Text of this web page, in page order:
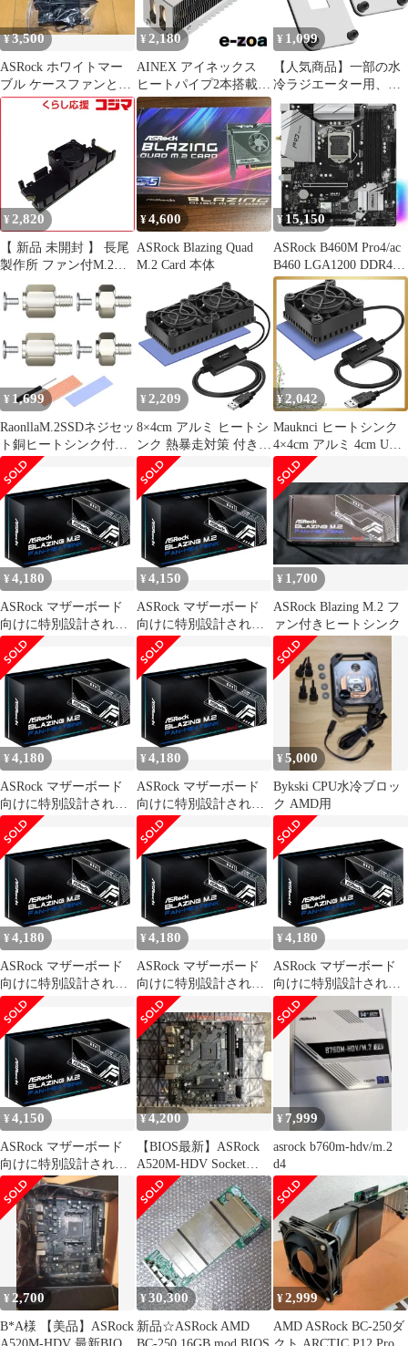
¥3,500
ASRock ホワイトマー
ブル ケースファンとヒ
ートシンク
¥ 2,180
AINEX アイネックス
ヒートパイプ2本搭載
M.2 SSD用ハイエンド
ヒートシンクセット
BA-HM04 (2679019)
¥ 1,099
【人気商品】一部の水
冷ラジエーター用、
AM4ヒートシンク用
CPUファンブラケット
ベース、2個 B350マザ
ーボード用 A320 X570
CPUクーラーAM4ブラ
ケット Xiatiaosann
¥ 2,820
【 新品 未開封 】 長尾
製作所 ファン付M.2
SSD用 ヒートシンク
SSM2SHS03 未使用 送
料無料
¥4,600
ASRock Blazing Quad
M.2 Card 本体
¥15,150
ASRock B460M Pro4/ac
B460 LGA1200 DDR4-
2933 PCIe 3.0 Wi-FI
¥ 1,699
RaonllaM.2SSDネジセッ
ト銅ヒートシンク付属
ASUSASRockマザーボ
ードに対応M.2SSD
¥ 2,209
8×4cm アルミ ヒートシ
ンク 熱暴走対策 付き
冷却 4cm USBファン 放
熱板 Mauknci
¥2,042
Mauknci ヒートシンク
4×4cm アルミ 4cm USB
ファン 搭載 0
¥4,180
ASRock マザーボード
向けに特別設計された
ファンヒートシンク
FAN M.2 SINK TYPE-2
(Black)
¥4,150
ASRock マザーボード
向けに特別設計された
ファンヒートシンク
FAN M.2 SINK TYPE-2
(Black)
¥ 1,700
ASRock Blazing M.2 フ
ァン付きヒートシンク
¥4,180
ASRock マザーボード
向けに特別設計された
ファンヒートシンク
FAN M.2 SINK TYPE-2
(Black)
¥4,180
ASRock マザーボード
向けに特別設計された
ファンヒートシンク
FAN M.2 SINK TYPE-2
(Black)
¥5,000
Bykski CPU水冷ブロッ
ク AMD用
¥4,180
ASRock マザーボード
向けに特別設計された
ファンヒートシンク
FAN M.2 SINK TYPE-2
(Black)
¥4,180
ASRock マザーボード
向けに特別設計された
ファンヒートシンク
FAN M.2 SINK TYPE-2
(Black)
¥4,180
ASRock マザーボード
向けに特別設計された
ファンヒートシンク
FAN M.2 SINK TYPE-2
(Black)
¥4,150
ASRock マザーボード
向けに特別設計された
ファンヒートシンク
FAN M.2 SINK TYPE-2
(Black)
¥4,200
【BIOS最新】ASRock
A520M-HDV Socket
AM4
¥ 7,999
asrock b760m-hdv/m.2
d4
¥ 2,700
B*A様 【美品】ASRock
¥30,300
新品☆ASRock AMD
¥2,999
AMD ASRock BC-250ダ